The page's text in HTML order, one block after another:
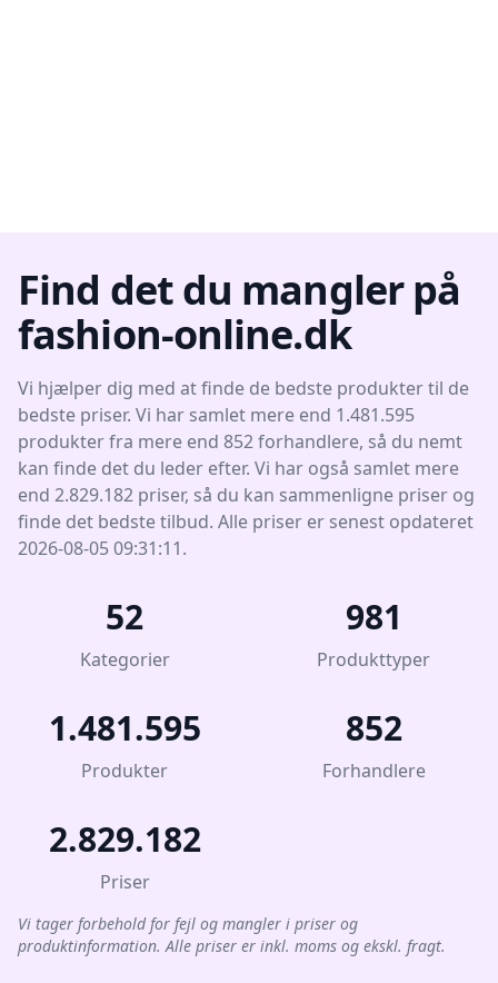
Find det du mangler på
fashion-online.dk
Vi hjælper dig med at finde de bedste produkter til de
bedste priser. Vi har samlet mere end 1.481.595
produkter fra mere end 852 forhandlere, så du nemt
kan finde det du leder efter. Vi har også samlet mere
end 2.829.182 priser, så du kan sammenligne priser og
finde det bedste tilbud. Alle priser er senest opdateret
2026-08-05 09:31:11.
52
Kategorier
981
Produkttyper
1.481.595
Produkter
852
Forhandlere
2.829.182
Priser
Vi tager forbehold for fejl og mangler i priser og
produktinformation. Alle priser er inkl. moms og ekskl. fragt.